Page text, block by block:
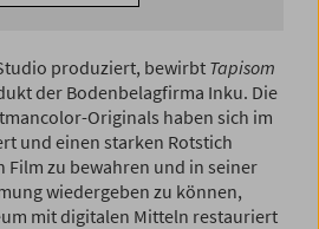
produziert, bewirbt Tapisom
der Bodenbelagfirma Inku. Die
Originals haben sich im
und einen starken Rotstich
Film zu bewahren und in seiner
wiedergeben zu können,
mit digitalen Mitteln restauriert